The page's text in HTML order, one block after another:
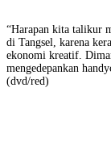
“Harapan kita talikur
di Tangsel, karena
ekonomi kreatif.
mengedepankan
(dvd/red)